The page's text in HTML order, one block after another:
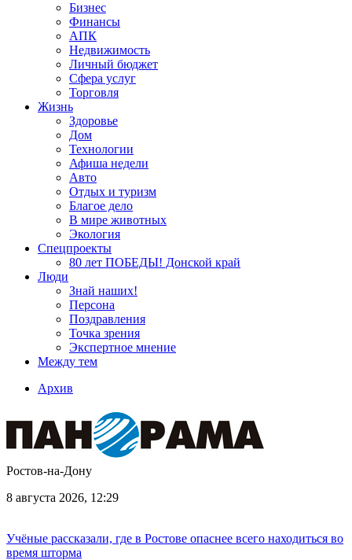
Бизнес
Финансы
АПК
Недвижимость
Личный бюджет
Сфера услуг
Торговля
Жизнь
Здоровье
Дом
Технологии
Афиша недели
Авто
Отдых и туризм
Благое дело
В мире животных
Экология
Спецпроекты
80 лет ПОБЕДЫ! Донской край
Люди
Знай наших!
Персона
Поздравления
Точка зрения
Экспертное мнение
Между тем
Архив
Ростов-на-Дону
8 августа 2026, 12:29
Учёные рассказали, где в Ростове опаснее всего находиться во
время шторма